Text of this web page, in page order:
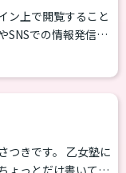
のです。なので1年
ーナーさんのもとに
ことにしました。
が付いたのですが、
大きな差があると感
ン上で閲覧すること
SNSでの情報発信、
クのモデルさんに
ク）の写真の撮影・
り） ※レディ
す。 乙女塾に
ょっとだけ書いてみ